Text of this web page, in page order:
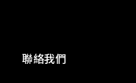
聯絡我們